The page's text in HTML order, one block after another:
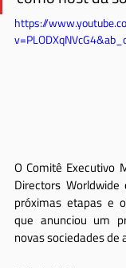
https://
O Comitê Executivo
Directors
próximas etapas e
que anunciou um
novas sociedades de